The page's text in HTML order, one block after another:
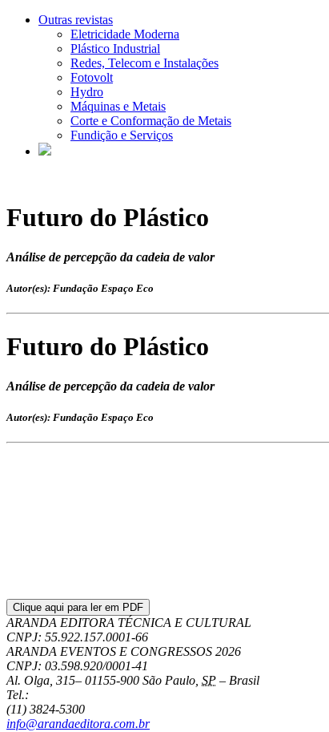
Outras revistas
Eletricidade Moderna
Plástico Industrial
Redes, Telecom e Instalações
Fotovolt
Hydro
Máquinas e Metais
Corte e Conformação de Metais
Fundição e Serviços
Futuro do Plástico
Análise de percepção da cadeia de valor
Autor(es): Fundação Espaço Eco
Futuro do Plástico
Análise de percepção da cadeia de valor
Autor(es): Fundação Espaço Eco
Clique aqui para ler em PDF
ARANDA EDITORA TÉCNICA E CULTURAL
CNPJ: 55.922.157.0001-66
ARANDA EVENTOS E CONGRESSOS 2026
CNPJ: 03.598.920/0001-41
Al. Olga, 315– 01155-900 São Paulo SP – Brasil
Tel.:
(11) 3824-5300
info@arandaeditora.com.br